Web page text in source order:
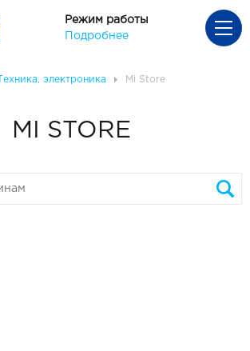
Режим работы
Подробнее
Техника, электроника Mi Store
MI STORE